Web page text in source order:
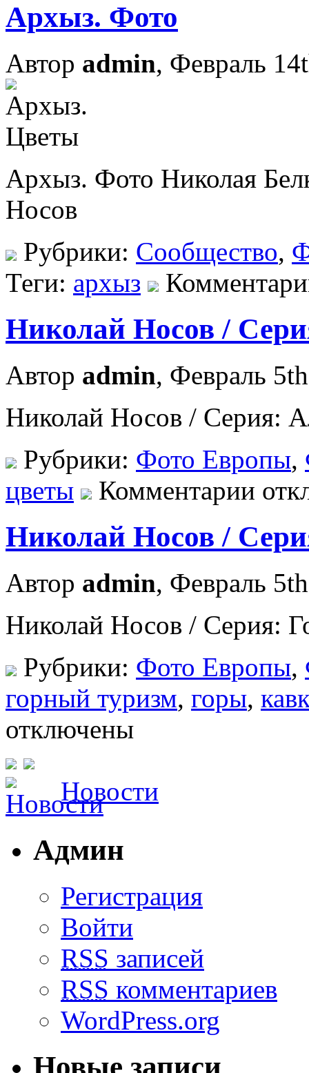
Архыз. Фото
Автор admin, Февраль
Архыз. Фото Николая
Носов
Рубрики: Сообщество,
Теги: архыз
Николай Носов /
Автор admin, Февраль
Николай Носов / Серия:
Рубрики: Фото Европы,
цветы
Комментарии
Николай Носов /
Автор admin, Февраль
Николай Носов / Серия:
Рубрики: Фото Европы,
горный туризм, горы,
отключены
Новости
Админ
Регистрация
Войти
RSS записей
RSS комментариев
WordPress.org
Новые записи